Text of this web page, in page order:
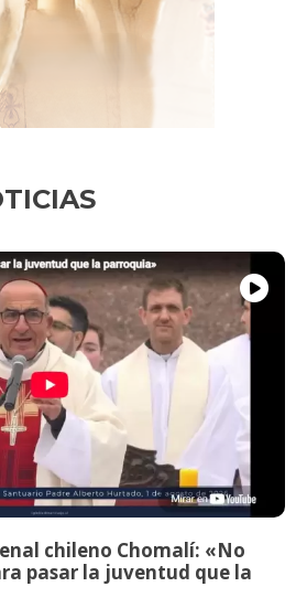
chileno Chomalí: «No
pasar la juventud que la